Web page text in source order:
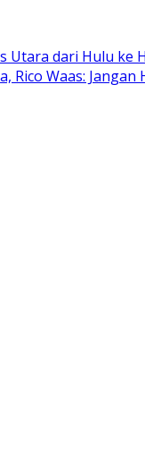
Utara dari Hulu ke
Rico Waas: Jangan